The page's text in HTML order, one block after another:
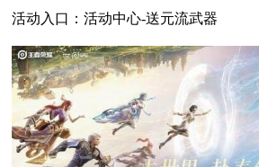
活动入口：活动中心-送元流武器